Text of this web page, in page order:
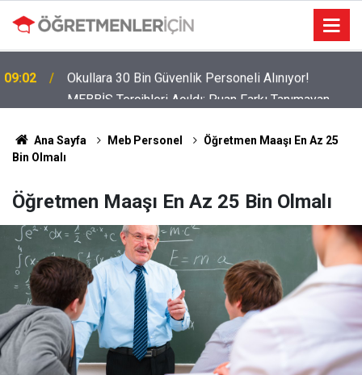
19:01
MEBBİS Tercihleri Açıldı: Puan Farkı Tanımayan
Öncelik Hangi Alanın Oldu?
Ana Sayfa Meb Personel
Öğretmen Maaşı En Az 25
Bin Olmalı
Öğretmen Maaşı En Az 25 Bin Olmalı